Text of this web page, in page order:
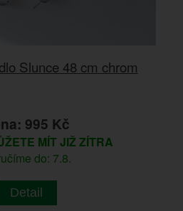
Slunce 48 cm chrom
995 Kč
MÍT JIŽ ZÍTRA
do: 7.8.
Detail